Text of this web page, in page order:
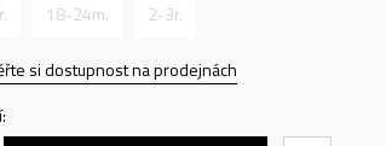
18-24m. 2-3r.
si dostupnost na prodejnách